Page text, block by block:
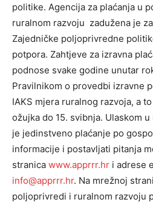
politike. Agencija za plaćanja u
ruralnom razvoju zadužena je
Zajedničke poljoprivredne
potpora. Zahtjeve za izravna
podnose svake godine unutar
Pravilnikom o provedbi izravne
IAKS mjera ruralnog razvoja, a
ožujka do 15. svibnja. Ulaskom
je jedinstveno plaćanje po
informacije i postavljati pitanja
stranica www.apprrr.hr i adrese
info@apprrr.hr. Na mrežnoj
poljoprivredi i ruralnom razvoju